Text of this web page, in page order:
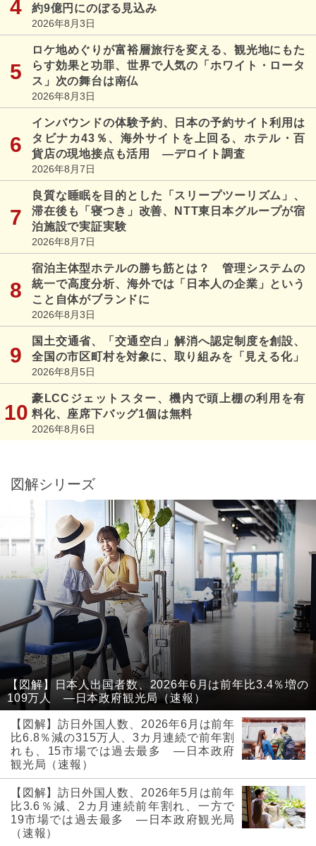
約9億円にのぼる見込み
2026年8月3日
ロケ地めぐりが富裕層旅行を変える、観光地にもた
らす効果と功罪、世界で人気の「ホワイト・ロータ
ス」次の舞台は南仏
2026年8月3日
インバウンドの体験予約、日本の予約サイト利用は
タビナカ43％、海外サイトを上回る、ホテル・百
貨店の現地接点も活用 ―デロイト調査
2026年8月7日
良質な睡眠を目的とした「スリープツーリズム」、
滞在後も「寝つき」改善、NTT東日本グループが宿
泊施設で実証実験
2026年8月7日
宿泊主体型ホテルの勝ち筋とは？ 管理システムの
統一で高度分析、海外では「日本人の企業」という
こと自体がブランドに
2026年8月3日
国土交通省、「交通空白」解消へ認定制度を創設、
全国の市区町村を対象に、取り組みを「見える化」
2026年8月5日
豪LCCジェットスター、機内で頭上棚の利用を有
料化、座席下バッグ1個は無料
2026年8月6日
図解シリーズ
【図解】日本人出国者数、2026年6月は前年比3.4％増の
109万人 ―日本政府観光局（速報）
【図解】訪日外国人数、2026年6月は前年
比6.8％減の315万人、3カ月連続で前年割
れも、15市場では過去最多 ―日本政府
観光局（速報）
【図解】訪日外国人数、2026年5月は前年
比3.6％減、2カ月連続前年割れ、一方で
19市場では過去最多 ―日本政府観光局
（速報）